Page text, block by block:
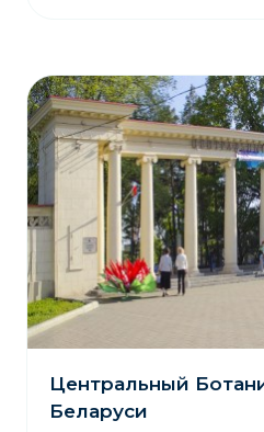
Центральный
Беларуси